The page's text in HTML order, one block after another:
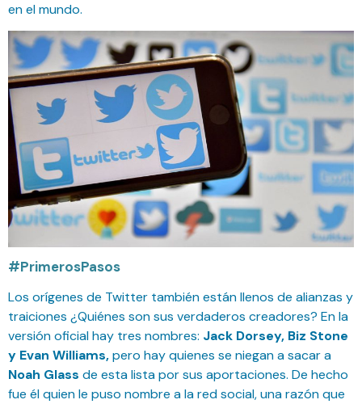
en el mundo.
#PrimerosPasos
Los orígenes de Twitter también están llenos de alianzas y
traiciones ¿Quiénes son sus verdaderos creadores? En la
versión oficial hay tres nombres: Jack Dorsey, Biz Stone
y Evan Williams,pero hay quienes se niegan a sacar a
Noah Glass de esta lista por sus aportaciones. De hecho
fue él quien le puso nombre a la red social, una razón que